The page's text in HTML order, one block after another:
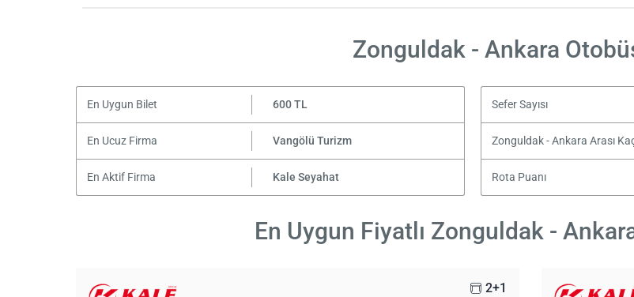
Zonguldak - Ankara
En Uygun Bilet 600 TL Sefer Sayısı
En Ucuz Firma Vangölü Turizm Zonguldak - Ankara Arası
En Aktif Firma Kale Seyahat Rota Puanı
En Uygun Fiyatlı Zonguldak -
2+1